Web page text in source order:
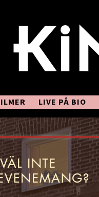
LIVE PÅ BIO